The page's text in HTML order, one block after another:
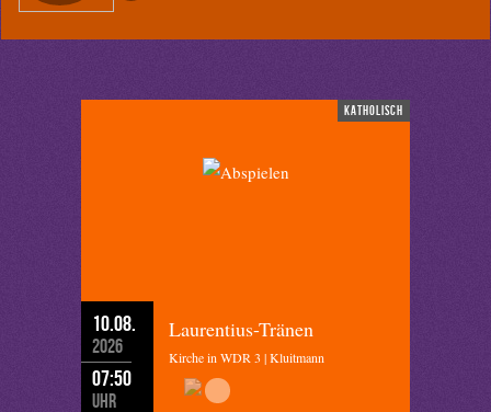
katholisch
10.08.
2026
07:50
Uhr
Laurentius-Tränen
Kirche in WDR 3 | Kluitmann